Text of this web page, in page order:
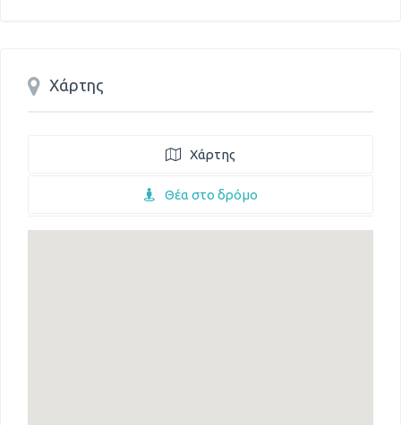
Χάρτης
Χάρτης
Θέα στο δρόμο